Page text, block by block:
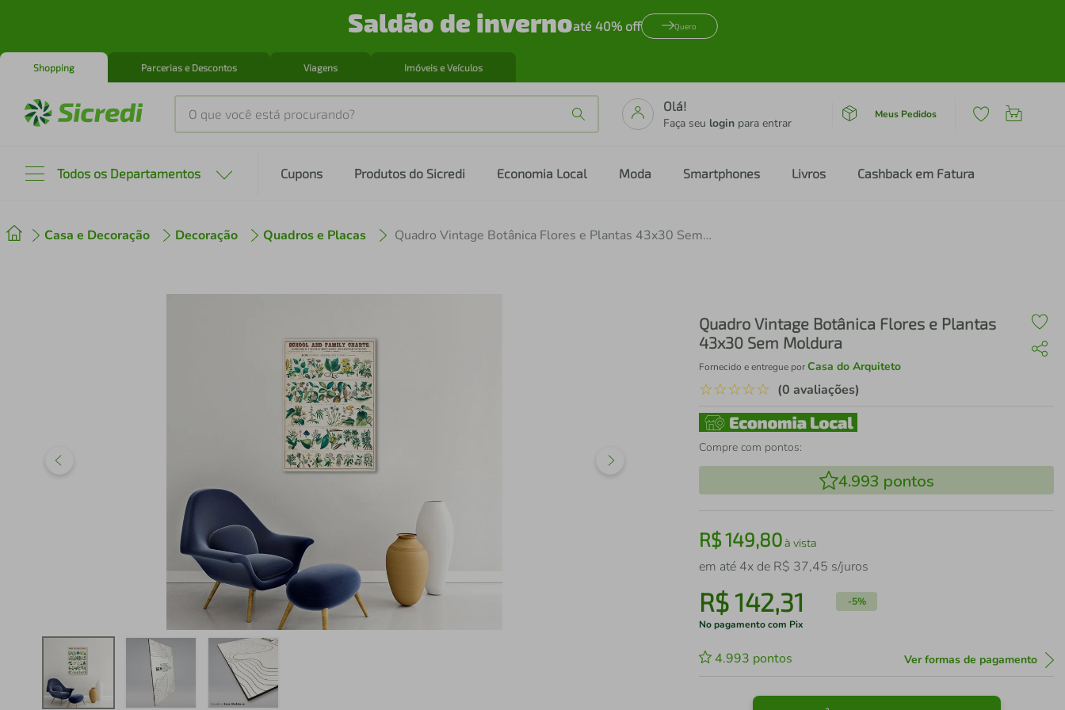
Saldão de invernoaté 40% off Quero
Shopping Parcerias e Descontos Viagens Imóveis e Veículos
O que você está procurando?
Olá!
Faça seu login para entrar
Meus Pedidos
Todos os Departamentos Cupons Produtos do Sicredi Economia Local Moda Smartphones Livros Cashback em Fatura
Casa e Decoração Decoração Quadros e Placas Quadro Vintage Botânica Flores e Plantas 43x30 Sem Moldura
Quadro Vintage Botânica Flores e Plantas
43x30 Sem Moldura
Fornecido e entregue porCasa do Arquiteto
☆☆☆☆☆ (0 avaliações)
Compre com pontos:
4.993 pontos
R$149,80à vista
em até 4x de R$ 37,45 s/juros
R$142,31 -5%
No pagamento com Pix
4.993 pontos Ver formas de pagamento
º cafeteira